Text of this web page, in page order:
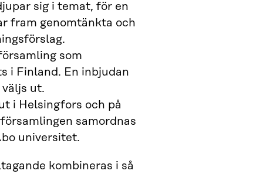
sig i temat, för en
fram genomtänkta och
som
i Finland. En inbjudan
ut.
i Helsingfors och på
samordnas
universitet.
kombineras i så